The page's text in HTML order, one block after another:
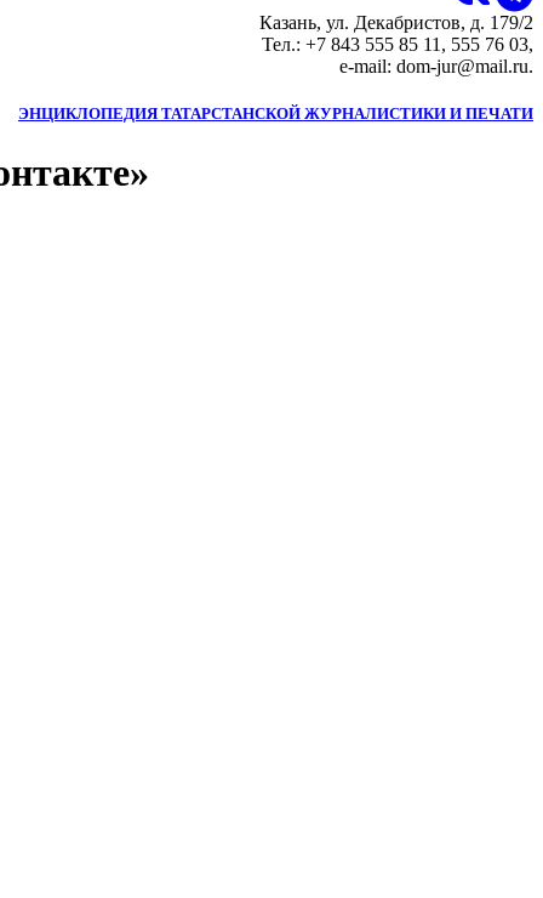
Казань, ул. Декабристов, д. 179/2
Тел.: +7 843 555 85 11, 555 76 03,
e-mail: dom-jur@mail.ru.
ЭНЦИКЛОПЕДИЯ ТАТАРСТАНСКОЙ ЖУРНАЛИСТИКИ И ПЕЧАТИ